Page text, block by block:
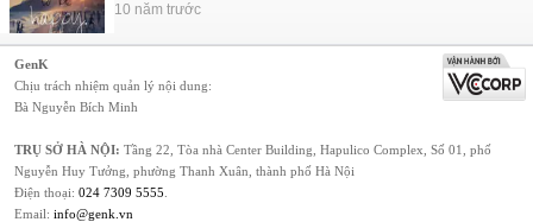
10 năm trước
GenK
Chịu trách nhiệm quản lý nội dung:
Bà Nguyễn Bích Minh
TRỤ SỞ HÀ NỘI: Tầng 22, Tòa nhà Center Building, Hapulico Complex, Số 01, phố
Nguyễn Huy Tưởng, phường Thanh Xuân, thành phố Hà Nội
Điện thoại: 024 7309 5555
Email: info@genk.vn